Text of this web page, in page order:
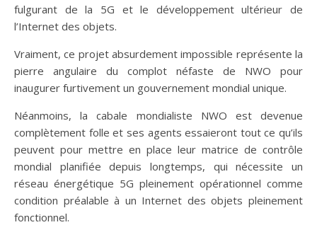
fulgurant de la 5G et le développement ultérieur de
l’Internet des objets.
Vraiment, ce projet absurdement impossible représente la
pierre angulaire du complot néfaste de NWO pour
inaugurer furtivement un gouvernement mondial unique.
Néanmoins, la cabale mondialiste NWO est devenue
complètement folle et ses agents essaieront tout ce qu’ils
peuvent pour mettre en place leur matrice de contrôle
mondial planifiée depuis longtemps, qui nécessite un
réseau énergétique 5G pleinement opérationnel comme
condition préalable à un Internet des objets pleinement
fonctionnel.